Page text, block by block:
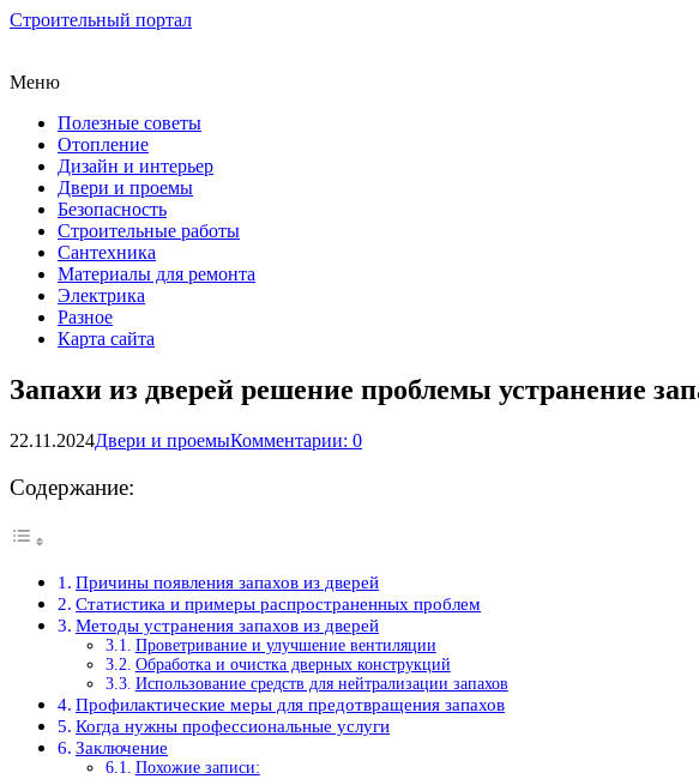
Строительный портал
Меню
Полезные советы
Отопление
Дизайн и интерьер
Двери и проемы
Безопасность
Строительные работы
Сантехника
Материалы для ремонта
Электрика
Разное
Карта сайта
Запахи из дверей решение проблемы устранение
22.11.2024Двери и проемыКомментарии: 0
Содержание:
Причины появления запахов из дверей
Статистика и примеры распространенных проблем
Методы устранения запахов из дверей
Проветривание и улучшение вентиляции
Обработка и очистка дверных конструкций
Использование средств для нейтрализации запахов
Профилактические меры для предотвращения запахов
Когда нужны профессиональные услуги
Заключение
Похожие записи: